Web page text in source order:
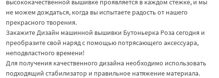
не можем дождаться, когда вы испытаете радость от нашего
прекрасного творения.
Закажите Дизайн машинной вышивки Бутоньерка Роза сегодня и
преобразите свой наряд с помощью потрясающего аксессуара,
неподвластного времени!
Для получения качественного дизайна необходимо использовать
подходящий стабилизатор и правильное натяжение материала.